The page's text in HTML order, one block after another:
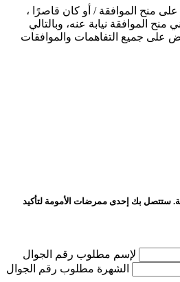
منح الموافقة / أو كان قاصرًا ،
الموافقة نيابة عنه، وبالتالي
على جميع التفاهمات والموافقات
ستتصل بك إحدى ممرضات الأمومة لتأكيد
لإسم مطلوب رقم الجوال
الشهرة مطلوب رقم الجوال